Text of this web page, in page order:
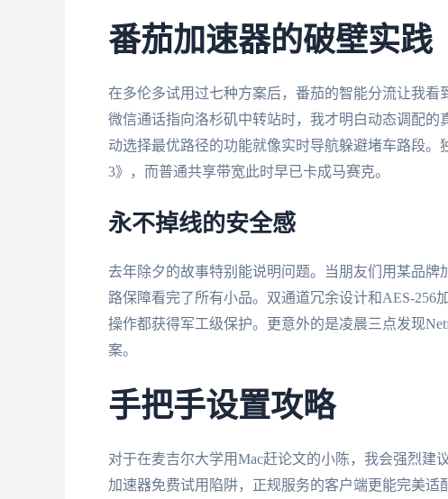
番茄加速器的破壁实践
在多伦多试用过七种方案后，番茄的智能分流让我
微信通话指向洛杉矶中转站时，我才明白动态调配
动选择最优路径的功能就像实时导航躲避堵车路段
3》，而普通共享带宽此时早已卡成马赛克。
永不掉线的安全感
去年除夕的故事特别能说明问题。当朋友们用某品
路保障看完了所有小品。双通道冗余设计和AES-256
操作都获得军工级保护。更意外的是凌晨三点发现
案。
手把手设置攻略
对于在麦吉尔大学用Mac赶论文的小陈，我会强烈建
加速器免费试用陷阱，正规服务的客户端更能完美适